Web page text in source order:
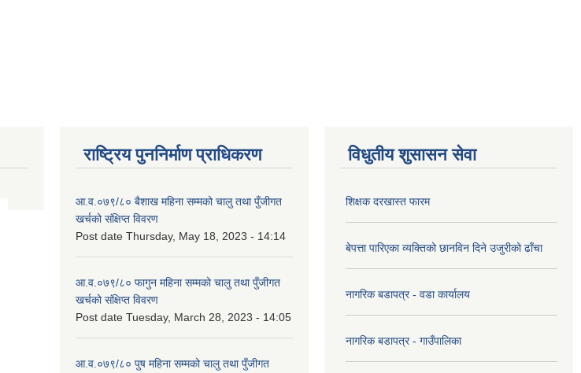
राष्ट्रिय पुननिर्माण प्राधिकरण
आ.व.०७९/८० बैशाख महिना सम्मको चालु तथा पुँजीगत
खर्चको संक्षिप्त विवरण
Post date Thursday, May 18, 2023 - 14:14
आ.व.०७९/८० फागुन महिना सम्मको चालु तथा पुँजीगत
खर्चको संक्षिप्त विवरण
Post date Tuesday, March 28, 2023 - 14:05
आ.व.०७९/८० पुष महिना सम्मको चालु तथा पुँजीगत
विधुतीय शुसासन सेवा
शिक्षक दरखास्त फारम
बेपत्ता पारिएका व्यक्तिको छानविन दिने उजुरीको ढाँचा
नागरिक बडापत्र - वडा कार्यालय
नागरिक बडापत्र - गाउँपालिका